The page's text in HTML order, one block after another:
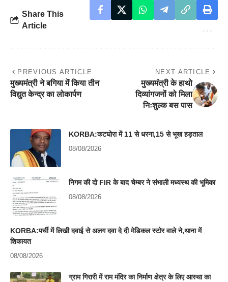
Share This
Article
PREVIOUS ARTICLE
मुख्यमंत्री ने बगिया में किया तीन
विद्युत केन्द्र का लोकार्पण
NEXT ARTICLE
मुख्यमंत्री के हाथो
दिव्यांगजनों को मिला
निःशुल्क बस पास
KORBA:कटघोरा में 11 से धरना,15 से भूख हड़ताल
08/08/2026
निगम की दो FIR के बाद चेम्बर ने संभाली मध्यस्थ की भूमिका
08/08/2026
KORBA:पर्ची में लिखी दवाई से अलग दवा दे दी मेडिकल स्टोर वाले ने,थाना में
शिकायत
08/08/2026
ग्राम गिरारी में राम मंदिर का निर्माण क्षेत्र के लिए आस्था का